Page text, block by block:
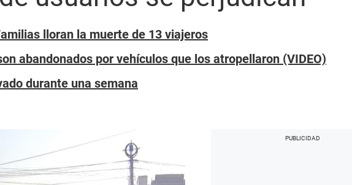
lloran la muerte de 13 viajeros
abandonados por vehículos que los atropellaron (VIDEO)
durante una semana